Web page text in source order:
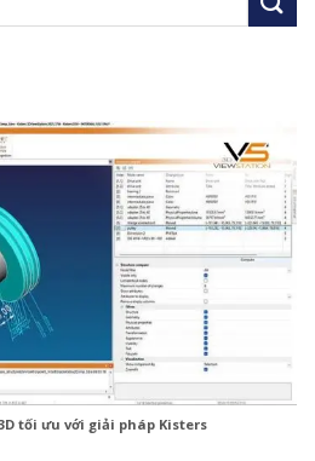
tối ưu với giải pháp Kisters